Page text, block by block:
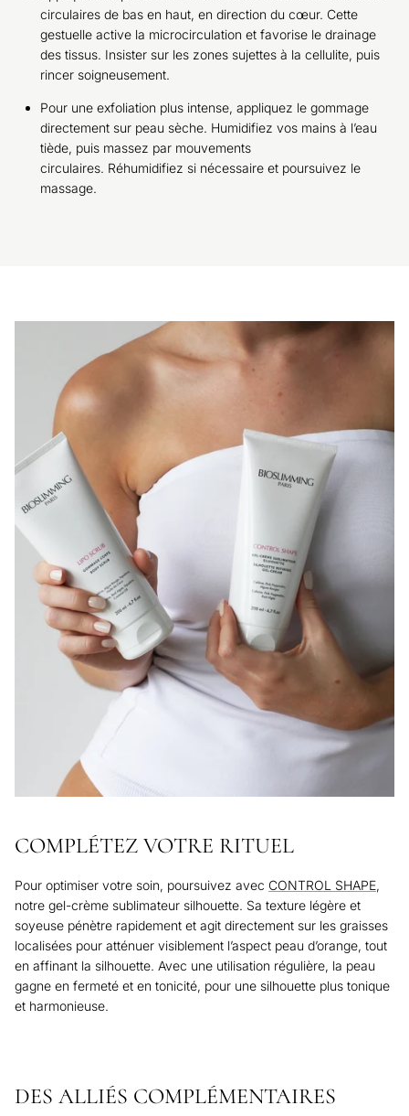
circulaires de bas en haut, en direction du cœur. Cette
gestuelle active la microcirculation et favorise le drainage
des tissus. Insister sur les zones sujettes à la cellulite, puis
rincer soigneusement.
Pour une exfoliation plus intense, appliquez le gommage
directement sur peau sèche. Humidifiez vos mains à l’eau
tiède, puis massez par mouvements
circulaires. Réhumidifiez si nécessaire et poursuivez le
massage.
COMPLÉTEZ VOTRE RITUEL
Pour optimiser votre soin, poursuivez avec CONTROL SHAPE,
notre gel-crème sublimateur silhouette. Sa texture légère et
soyeuse pénètre rapidement et agit directement sur les graisses
localisées pour atténuer visiblement l’aspect peau d’orange, tout
en affinant la silhouette. Avec une utilisation régulière, la peau
gagne en fermeté et en tonicité, pour une silhouette plus tonique
et harmonieuse.
DES ALLIÉS COMPLÉMENTAIRES